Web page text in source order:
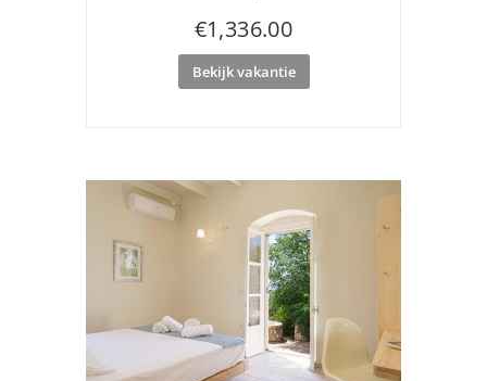
€1,336.00
Bekijk vakantie